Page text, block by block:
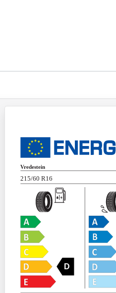
Vredestein
215/60 R16
D